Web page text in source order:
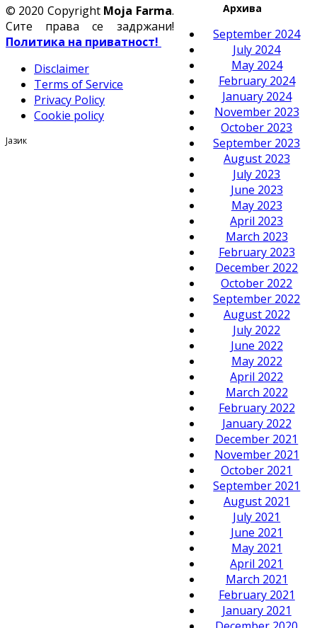
Архива
September 2024
July 2024
May 2024
February 2024
January 2024
November 2023
October 2023
September 2023
August 2023
July 2023
June 2023
May 2023
April 2023
March 2023
February 2023
December 2022
October 2022
September 2022
August 2022
July 2022
June 2022
May 2022
April 2022
March 2022
February 2022
January 2022
December 2021
November 2021
October 2021
September 2021
August 2021
July 2021
June 2021
May 2021
April 2021
March 2021
February 2021
January 2021
© 2020 Copyright Moja Farma.
Сите права се задржани!
Политика на приватност!
Disclaimer
Terms of Service
Privacy Policy
Cookie policy
Јазик